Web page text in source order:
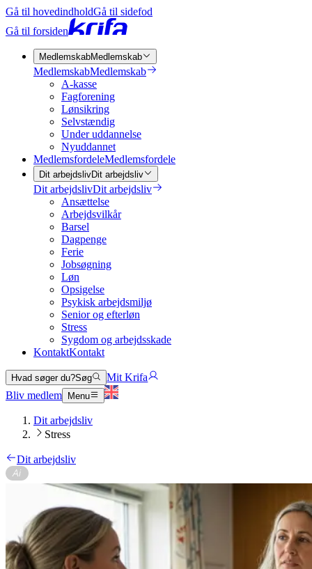
Gå til hovedindholdGå til sidefod
Gå til forsiden
MedlemskabMedlemskab
MedlemskabMedlemskab
A-kasse
Fagforening
Lønsikring
Selvstændig
Under uddannelse
Nyuddannet
MedlemsfordeleMedlemsfordele
Dit arbejdslivDit arbejdsliv
Dit arbejdslivDit arbejdsliv
Ansættelse
Arbejdsvilkår
Barsel
Dagpenge
Ferie
Jobsøgning
Løn
Opsigelse
Psykisk arbejdsmiljø
Senior og efterløn
Stress
Sygdom og arbejdsskade
KontaktKontakt
Hvad søger du?Søg
Mit Krifa
Bliv medlem
Menu
Dit arbejdsliv
Stress
Dit arbejdsliv